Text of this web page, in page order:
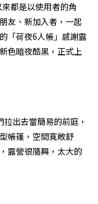
都是以使用者的角
友、新加入者，一起
「荷夜6人帳」感謝露
色暗夜酷黑，正式上
出去當簡易的前庭，
帳篷，空間寬敞舒
露營很隨興，太大的